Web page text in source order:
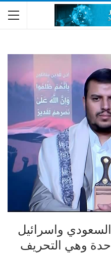
السعودي واسرائيل
وهي التحريف